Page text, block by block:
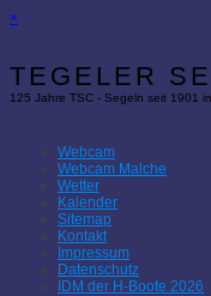
×
TEGELER
125 Jahre TSC - Segeln seit 1901
Webcam
Webcam Malche
Wetter
Kalender
Sitemap
Kontakt
Impressum
Datenschutz
IDM der H-Boote 2026